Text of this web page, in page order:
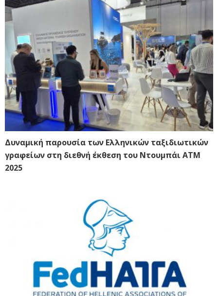
Δυναμική παρουσία των Ελληνικών ταξιδιωτικών
γραφείων στη διεθνή έκθεση του Ντουμπάι ΑΤΜ
2025